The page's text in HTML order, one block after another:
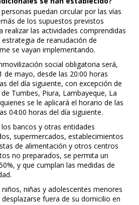
puedan circular por las vías
de los supuestos previstos
realizar las actividades comprendidas
de reanudación de
se vayan implementando.
social obligatoria será,
de mayo, desde las 20:00 horas
del día siguiente, con excepción de
Tumbes, Piura, Lambayeque, La
se le aplicará el horario de las
04:00 horas del día siguiente.
bancos y otras entidades
supermercados, establecimientos
de alimentación y otros centros
no preparados, se permita un
y que cumplan las medidas de
niñas y adolescentes menores
fuera de su domicilio en